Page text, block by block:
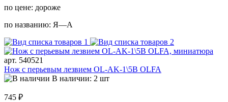
по цене: дороже
по названию: Я—А
арт. 540521
Нож с перьевым лезвием OL-AK-1\5B OLFA
В наличии: 2 шт
745 ₽